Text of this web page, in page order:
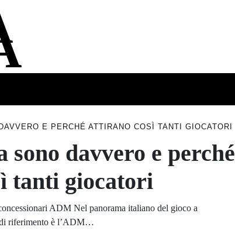
E PERCHÉ ATTIRANO COSÌ TANTI GIOCATORI
davvero e perché
tanti giocatori
ADM Nel panorama italiano del gioco a
di riferimento è l’ADM…